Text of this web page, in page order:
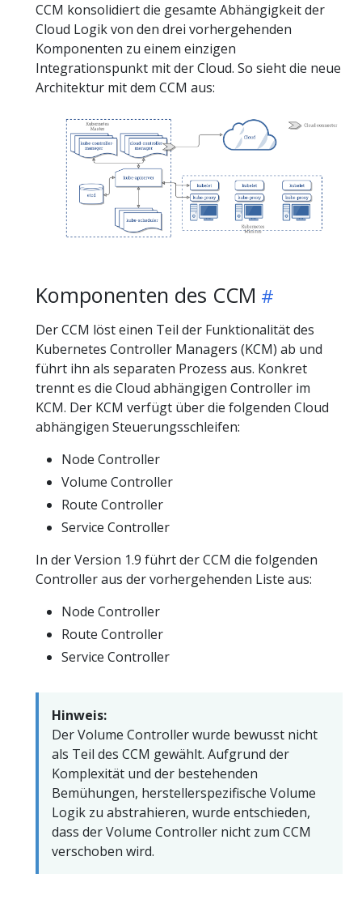
CCM konsolidiert die gesamte Abhängigkeit der
Cloud Logik von den drei vorhergehenden
Komponenten zu einem einzigen
Integrationspunkt mit der Cloud. So sieht die neue
Architektur mit dem CCM aus:
Komponenten des CCM
Der CCM löst einen Teil der Funktionalität des
Kubernetes Controller Managers (KCM) ab und
führt ihn als separaten Prozess aus. Konkret
trennt es die Cloud abhängigen Controller im
KCM. Der KCM verfügt über die folgenden Cloud
abhängigen Steuerungsschleifen:
Node Controller
Volume Controller
Route Controller
Service Controller
In der Version 1.9 führt der CCM die folgenden
Controller aus der vorhergehenden Liste aus:
Node Controller
Route Controller
Service Controller
Hinweis:
Der Volume Controller wurde bewusst nicht
als Teil des CCM gewählt. Aufgrund der
Komplexität und der bestehenden
Bemühungen, herstellerspezifische Volume
Logik zu abstrahieren, wurde entschieden,
dass der Volume Controller nicht zum CCM
verschoben wird.